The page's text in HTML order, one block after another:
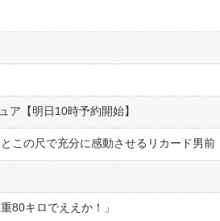
ア【明日10時予約開始】
80キロでええか！」